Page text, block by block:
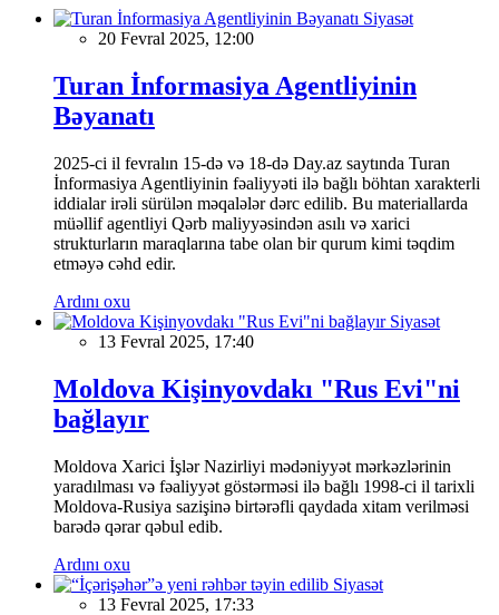
Siyasət
20 Fevral 2025, 12:00
Turan İnformasiya Agentliyinin
Bəyanatı
2025-ci il fevralın 15-də və 18-də Day.az saytında Turan
İnformasiya Agentliyinin fəaliyyəti ilə bağlı böhtan xarakterli
iddialar irəli sürülən məqalələr dərc edilib. Bu materiallarda
müəllif agentliyi Qərb maliyyəsindən asılı və xarici
strukturların maraqlarına tabe olan bir qurum kimi təqdim
etməyə cəhd edir.
Ardını oxu
Siyasət
13 Fevral 2025, 17:40
Moldova Kişinyovdakı "Rus Evi"ni
bağlayır
Moldova Xarici İşlər Nazirliyi mədəniyyət mərkəzlərinin
yaradılması və fəaliyyət göstərməsi ilə bağlı 1998-ci il tarixli
Moldova-Rusiya sazişinə birtərəfli qaydada xitam verilməsi
barədə qərar qəbul edib.
Ardını oxu
Siyasət
13 Fevral 2025, 17:33